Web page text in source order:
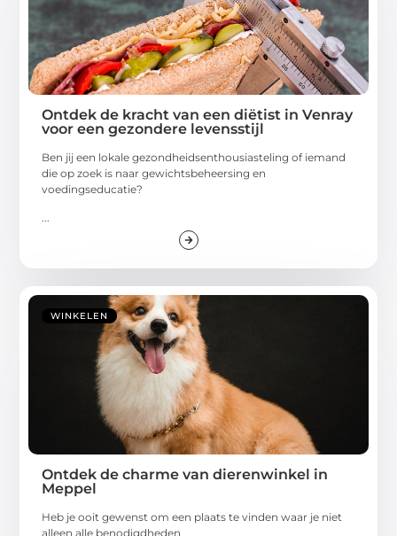
Ontdek de kracht van een diëtist in Venray
voor een gezondere levensstijl
Ben jij een lokale gezondheidsenthousiasteling of iemand
die op zoek is naar gewichtsbeheersing en
voedingseducatie?
...
WINKELEN
Ontdek de charme van dierenwinkel in
Meppel
Heb je ooit gewenst om een plaats te vinden waar je niet
alleen alle benodigdheden